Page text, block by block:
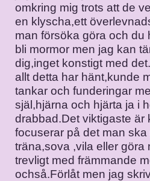
omkring mig trots att de
en klyscha,ett
man försöka göra och
bli mormor men jag kan
dig,inget konstigt med
allt detta har hänt,kunde
tankar och funderingar
själ,hjärna och hjärta ja i
drabbad.Det viktigaste är
focuserar på det man
träna,sova ,vila eller göra
trevligt med främmande
ochså.Förlåt men jag